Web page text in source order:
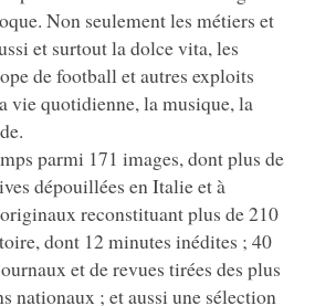
Non seulement les métiers et
et surtout la dolce vita, les
de football et autres exploits
vie quotidienne, la musique, la
parmi 171 images, dont plus de
dépouillées en Italie et à
reconstituant plus de 210
dont 12 minutes inédites ; 40
et de revues tirées des plus
nationaux ; et aussi une sélection